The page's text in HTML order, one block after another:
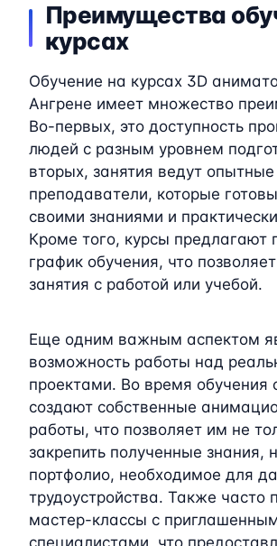
Преимущества
курсах
Обучение на курсах 3D
Ангрене имеет множество
Во-первых, это доступность
людей с разным уровнем
вторых, занятия ведут опытные
преподаватели, которые
своими знаниями и
Кроме того, курсы предлагают
график обучения, что
занятия с работой или учебой.
Еще одним важным аспектом
возможность работы над
проектами. Во время обучения
создают собственные
работы, что позволяет им не
закрепить полученные знания,
портфолио, необходимое для
трудоустройства. Также часто
мастер-классы с
специалистами, что